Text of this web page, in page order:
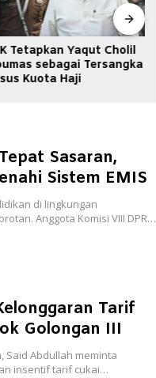
Pendidikan Tak
Sasaran, Ansari
Kemenag Benahi
Sasaran,
Sistem EMIS
di lingkungan
Anggota Komisi VIII DPR…
Tarif
Golongan III
Said Abdullah meminta
insentif tarif cukai…